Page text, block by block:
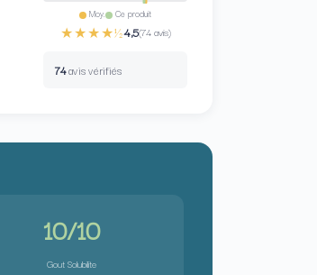
Moy. Ce produit
★★★★½4,5(74 avis)
74avis vérifiés
10/10
Gout Solubilite